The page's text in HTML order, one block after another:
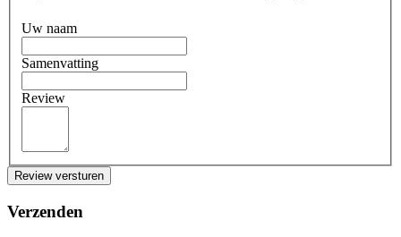
Uw naam
Samenvatting
Review
Review versturen
Verzenden